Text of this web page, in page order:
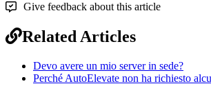
Give feedback about this article
Related Articles
Devo avere un mio server in sede?
Perché AutoElevate non ha richiesto